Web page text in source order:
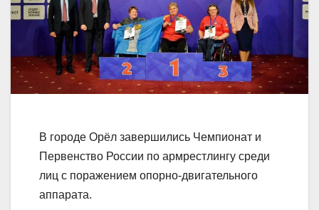
В городе Орёл завершились Чемпионат и
Первенство России по армрестлингу среди
лиц с поражением опорно-двигательного
аппарата.